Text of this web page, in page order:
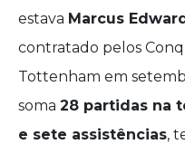
estava Marcus
contratado pelos
Tottenham em
soma 28 partidas na
e sete assistências,